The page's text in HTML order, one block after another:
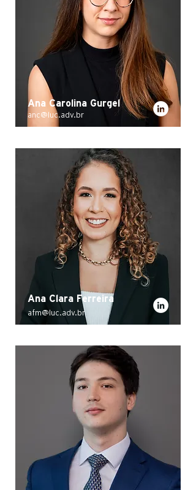
Ana Carolina Gurgel
anc@luc.adv.br
Ana Clara Ferreira
afm@luc.adv.br